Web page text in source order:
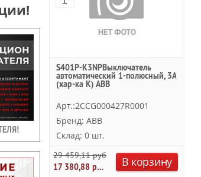
S401P-K3NPВыключатель
автоматический 1-полюсный, 3A
(хар-ка K) ABB
Арт.:2CCG000427R0001
Бренд: ABB
Склад: 0 шт.
29 459,11 руб.
17 380,88 руб.
В корзину